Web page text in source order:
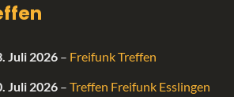
Juli 2026 – Freifunk Treffen
Juli 2026 – Treffen Freifunk Esslingen